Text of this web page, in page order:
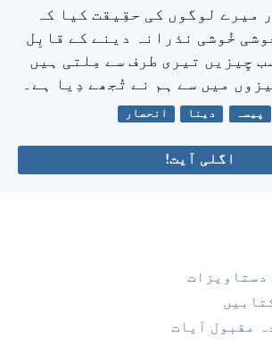
میرے لوگوں کی حقِیقت کیا کہ
خُوشی نذرانہ دینے کے قابِل
چِیزیں تیری طرف سے مِلتی ہیں
میں سے ہم نے تُجھے دِیا ہے۔
پیسہ دینا انحصار
اگلی آیت!
دستاویزات
مقبول آیات